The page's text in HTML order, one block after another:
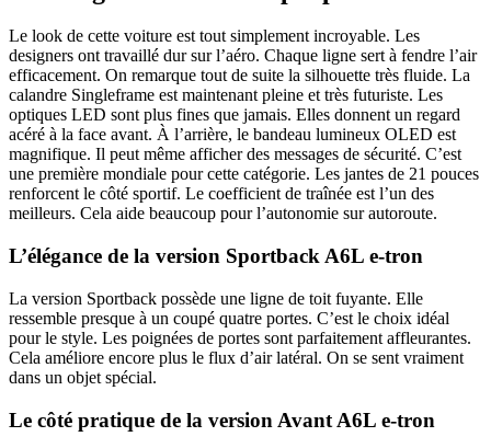
Le look de cette voiture est tout simplement incroyable. Les
designers ont travaillé dur sur l’aéro. Chaque ligne sert à fendre l’air
efficacement. On remarque tout de suite la silhouette très fluide. La
calandre Singleframe est maintenant pleine et très futuriste. Les
optiques LED sont plus fines que jamais. Elles donnent un regard
acéré à la face avant. À l’arrière, le bandeau lumineux OLED est
magnifique. Il peut même afficher des messages de sécurité. C’est
une première mondiale pour cette catégorie. Les jantes de 21 pouces
renforcent le côté sportif. Le coefficient de traînée est l’un des
meilleurs. Cela aide beaucoup pour l’autonomie sur autoroute.
L’élégance de la version Sportback A6L e-tron
La version Sportback possède une ligne de toit fuyante. Elle
ressemble presque à un coupé quatre portes. C’est le choix idéal
pour le style. Les poignées de portes sont parfaitement affleurantes.
Cela améliore encore plus le flux d’air latéral. On se sent vraiment
dans un objet spécial.
Le côté pratique de la version Avant A6L e-tron